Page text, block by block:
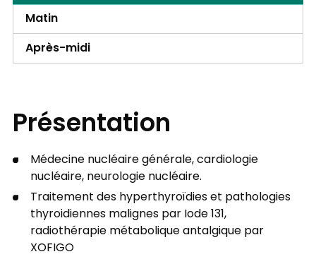
Matin
Après-midi
Présentation
Médecine nucléaire générale, cardiologie
nucléaire, neurologie nucléaire.
Traitement des hyperthyroïdies et pathologies
thyroidiennes malignes par Iode 131,
radiothérapie métabolique antalgique par
XOFIGO